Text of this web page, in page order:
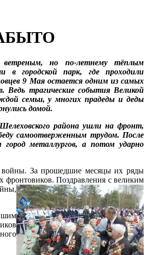
но по-летнему тёплым
в городской парк, где проходили
9 Мая остается одним из самых
Ведь трагические события Великой
семьи, у многих прадеды и деды
домой.
района ушли на фронт,
самоотверженным трудом. После
металлургов, а потом ударно
За прошедшие месяцы их ряды
фронтовиков. Поздравления с великим